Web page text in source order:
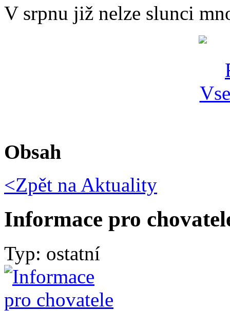
V srpnu již nelze slunci
Obsah
<Zpět na Aktuality
Informace pro
Typ: ostatní